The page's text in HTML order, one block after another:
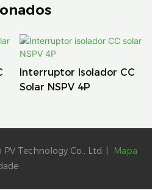
Interruptor Isolador CC
Solar NSPV 4P
Technology Co., Ltd. |
Mapa